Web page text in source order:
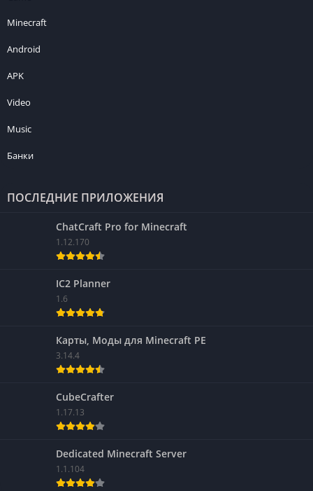
Minecraft
Android
APK
Video
Music
Банки
ПОСЛЕДНИЕ ПРИЛОЖЕНИЯ
ChatCraft Pro for Minecraft
1.12.170
IC2 Planner
1.6
Карты, Моды для Minecraft PE
3.14.4
CubeCrafter
1.17.13
Dedicated Minecraft Server
1.1.104